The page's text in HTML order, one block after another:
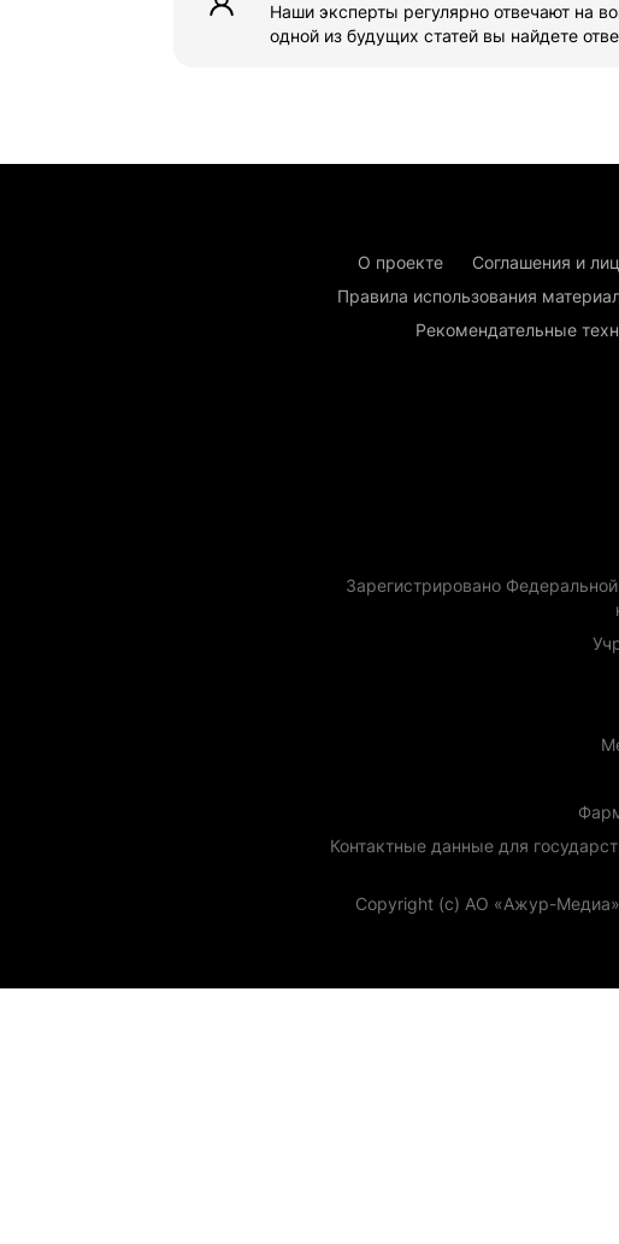
Наши эксперты регулярно отвечают на
одной из будущих статей вы найдете
О проекте Соглашения и
Правила использования
Рекомендательные
Зарегистрировано
Контактные данные для
Copyright (с) АО «Ажур-